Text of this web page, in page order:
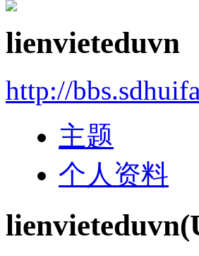
lienvieteduvn
http://
主题
个人资料
lienvieteduvn